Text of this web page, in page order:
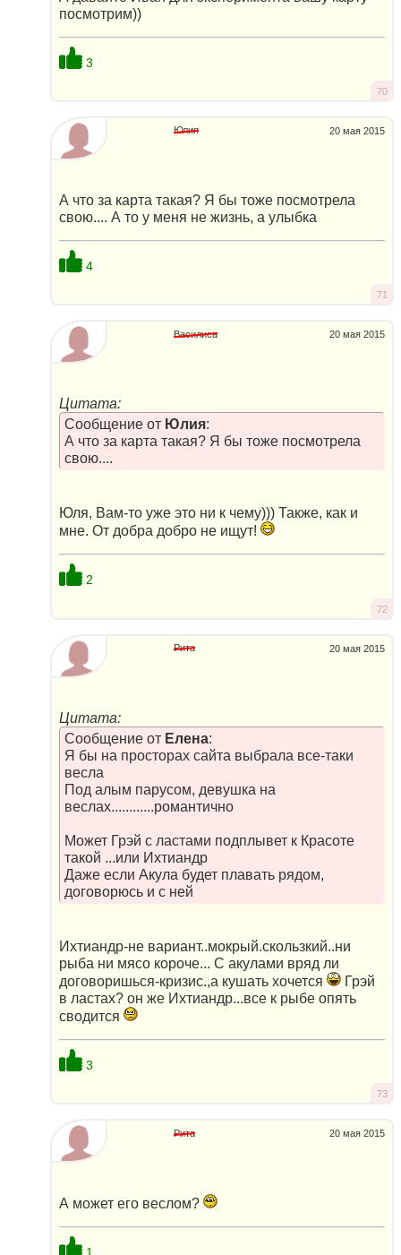
посмотрим))
3
70
20 мая 2015
Юлия
А что за карта такая? Я бы тоже посмотрела
свою.... А то у меня не жизнь, а улыбка
4
71
20 мая 2015
Василиса
Цитата:
Сообщение от Юлия:
А что за карта такая? Я бы тоже посмотрела
свою....
Юля, Вам-то уже это ни к чему))) Также, как и
мне. От добра добро не ищут!
2
72
20 мая 2015
Рита
Цитата:
Сообщение от Елена:
Я бы на просторах сайта выбрала все-таки
весла
Под алым парусом, девушка на
веслах............романтично
Может Грэй с ластами подплывет к Красоте
такой ...или Ихтиандр
Даже если Акула будет плавать рядом,
договорюсь и с ней
Ихтиандр-не вариант..мокрый.скользкий..ни
рыба ни мясо короче... С акулами вряд ли
договоришься-кризис.,а кушать хочется
Грэй
в ластах? он же Ихтиандр...все к рыбе опять
сводится
3
73
20 мая 2015
Рита
А может его веслом?